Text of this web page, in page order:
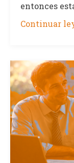
entonces
Continuar